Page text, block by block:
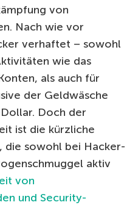
von
Nach wie vor
verhaftet – sowohl
wie das
als auch für
der Geldwäsche
Doch der
ist die kürzliche
die sowohl bei Hacker-
aktiv
von
und Security-